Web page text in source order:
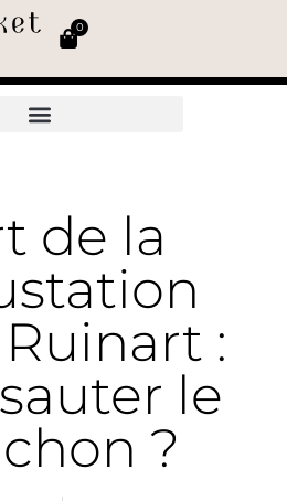
0
de la
:
le
?